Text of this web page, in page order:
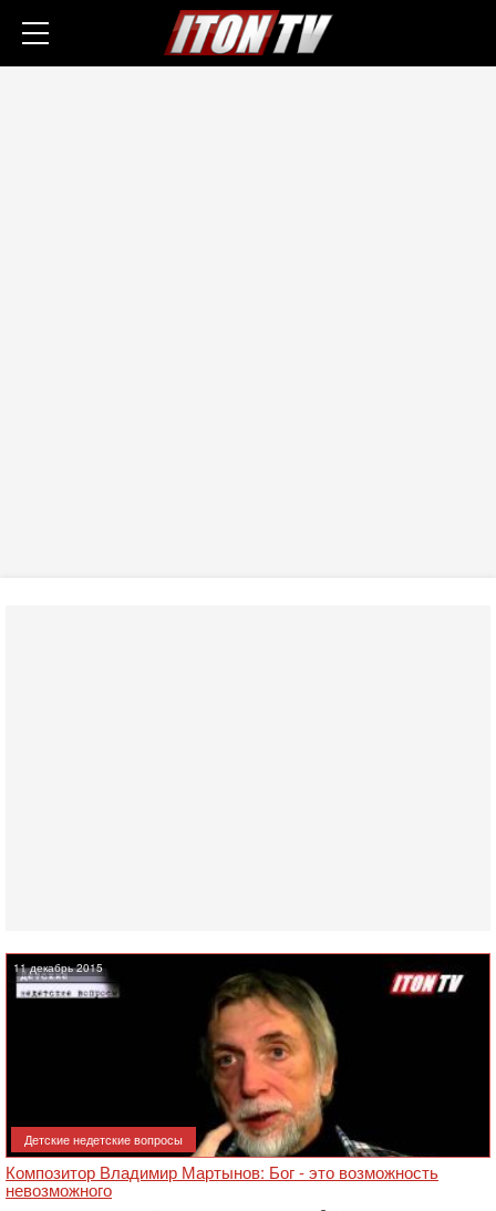
11 декабрь 2015
Детские недетские вопросы
Композитор Владимир Мартынов: Бог - это возможность
невозможного